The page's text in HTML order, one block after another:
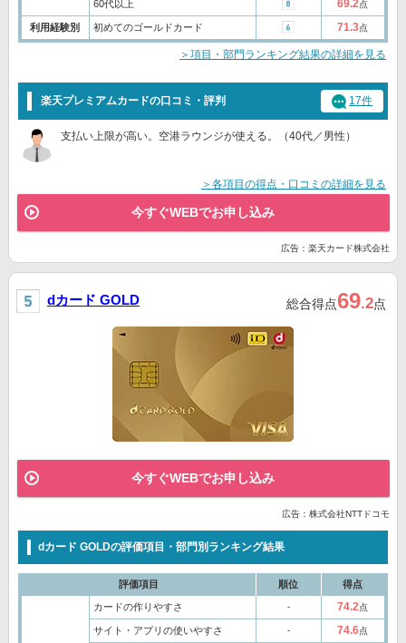
60代以上 69.2点
利用経験別 初めてのゴールドカード 71.3点
＞項目・部門ランキング結果の詳細を見る
楽天プレミアムカードの口コミ・評判 17件
支払い上限が高い。空港ラウンジが使える。（40代／男性）
＞各項目の得点・口コミの詳細を見る
今すぐWEBでお申し込み
広告：楽天カード株式会社
dカード GOLD 総合得点69.2点
今すぐWEBでお申し込み
広告：株式会社NTTドコモ
dカード GOLDの評価項目・部門別ランキング結果
評価項目 順位 得点
カードの作りやすさ ‐ 74.2点
サイト・アプリの使いやすさ ‐ 74.6点